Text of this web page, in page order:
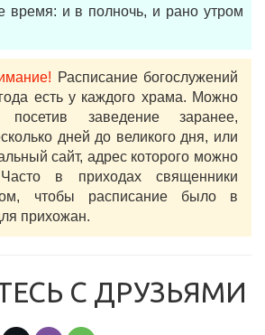
время: и в полночь, и рано утром
Расписание богослужений
есть у каждого храма. Можно
посетив заведение заранее,
дней до великого дня, или
сайт, адрес которого можно
в приходах священники
чтобы расписание было в
прихожан.
С ДРУЗЬЯМИ